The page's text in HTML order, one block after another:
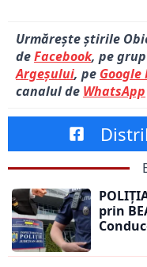
Urmărește știrile
deFacebook, pe
Argeșului, pe Google
canalul de WhatsApp
prin